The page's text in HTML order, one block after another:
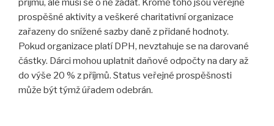
prospěšné aktivity a veškeré charitativní organizace
zařazeny do snížené sazby daně z přidané hodnoty.
Pokud organizace platí DPH, nevztahuje se na darované
částky. Dárci mohou uplatnit daňové odpočty na dary až
do výše 20 % z příjmů. Status veřejné prospěšnosti
může být týmž úřadem odebrán.